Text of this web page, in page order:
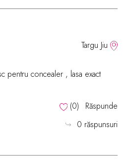
Targu Jiu
pentru concealer , lasa exact
(0)
Răspunde
0 răspunsuri